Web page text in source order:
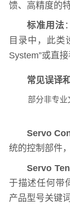
馈、高精度的特
标准用法
目录中，此类
System”或直接
常见误译
部分非专业
Servo
统的控制部件
Servo
于描述任何带
产品型号关键词